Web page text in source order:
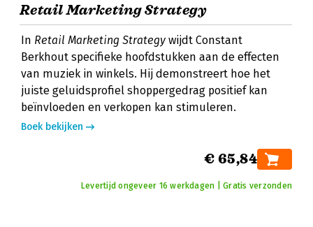
Retail Marketing Strategy
In Retail Marketing Strategy wijdt Constant
Berkhout specifieke hoofdstukken aan de effecten
van muziek in winkels. Hij demonstreert hoe het
juiste geluidsprofiel shoppergedrag positief kan
beïnvloeden en verkopen kan stimuleren.
Boek bekijken
€ 65,84
Levertijd ongeveer 16 werkdagen | Gratis verzonden